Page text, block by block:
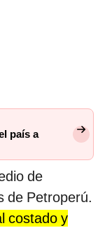
país a
de
de Petroperú.
costado y